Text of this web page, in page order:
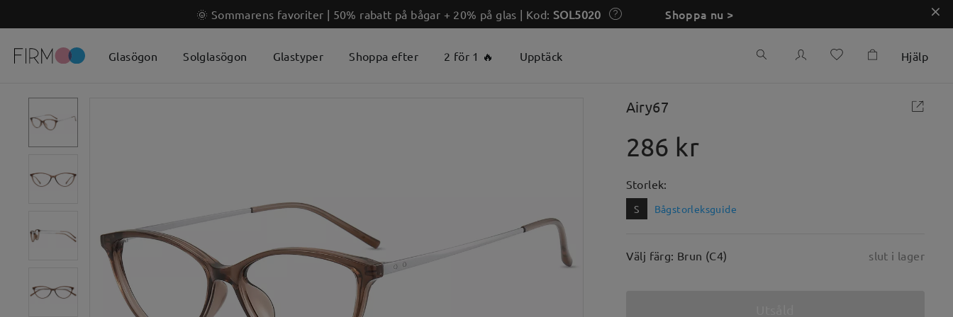
🌞 Sommarens favoriter | 50% rabatt på bågar + 20% på glas | Kod:SOL5020 Shoppa nu >
Glasögon Solglasögon Glastyper Shoppa efter 2 för 1 🔥 Upptäck Hjälp
Airy67
286 kr
Storlek:
S Bågstorleksguide
Välj färg: Brun (C4) slut i lager